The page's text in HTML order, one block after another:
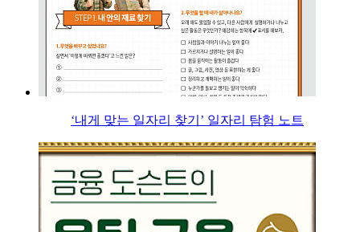
‘내게 맞는 일자리 찾기’ 일자리 탐험 노트